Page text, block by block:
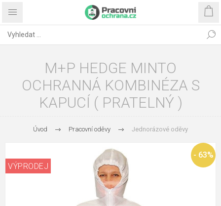
M+P HEDGE MINTO
OCHRANNÁ KOMBINÉZA S
KAPUCÍ ( PRATELNÝ )
Úvod Pracovní oděvy Jednorázové oděvy
- 63%
VÝPRODEJ